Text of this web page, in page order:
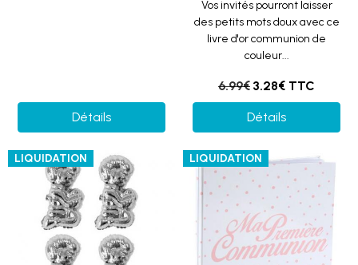
Détails
Vos invités pourront laisser
des petits mots doux avec ce
livre d'or communion de
couleur...
6.99€ 3.28€ TTC
Détails
LIQUIDATION LIQUIDATION